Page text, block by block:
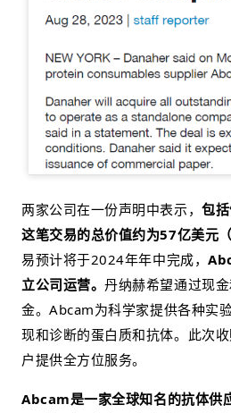
两家公司在一份声明中表示，包
这笔交易的总价值约为57亿美元
易预计将于2024年年中完成，
立公司运营。丹纳赫希望通过现
金。Abcam为科学家提供各种实
现和诊断的蛋白质和抗体。此次
户提供全方位服务。
Abcam是一家全球知名的抗体供